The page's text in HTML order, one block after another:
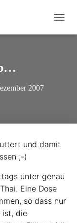
A
C
L
N
2007
und damit
;-)
unter genau
Eine Dose
so dass nur
ist, die